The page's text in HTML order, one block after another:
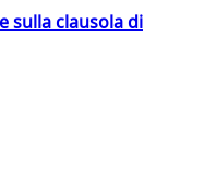
sulla clausola di